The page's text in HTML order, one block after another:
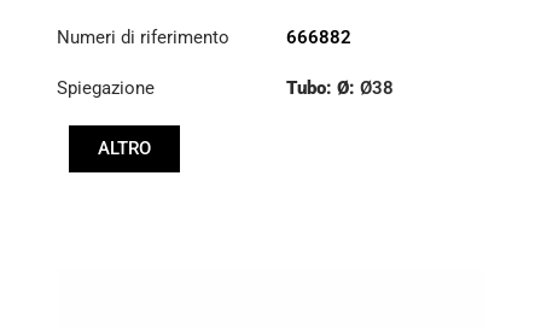
Numeri di riferimento 666882
Spiegazione Tubo: Ø: Ø38
ALTRO